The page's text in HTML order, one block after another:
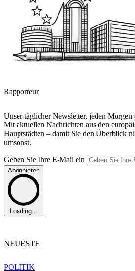
Rapporteur
Unser täglicher Newsletter, jeden
Mit aktuellen Nachrichten aus den
Hauptstädten – damit Sie den Überblick
umsonst.
Geben Sie Ihre E-Mail ein
Abonnieren
Loading...
NEUESTE
POLITIK